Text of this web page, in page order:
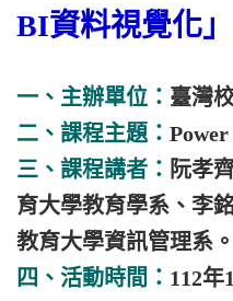
BI資料視覺化」
一、主辦單位： 臺灣
二、課程主題：
三、課程講者： 阮孝
育大學教育學系、李
教育大學資訊管理系。
四、活動時間： 112年